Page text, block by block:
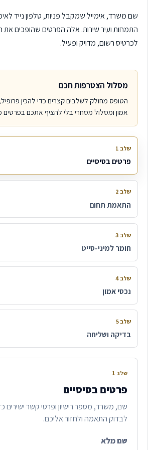
שם משרד, אימייל שמקבל פניות, טלפון נייד
התמחות ועיר שירות. אלה הפרטים שהופכים
לכרטיס רשום, מדויק ופעיל.
מסלול הצטרפות חכם
הטופס מחולק לשלבים קצרים כדי להכין
אמון ומסלול מסחרי בלי להציף אתכם בפרטים
שלב 1
פרטים בסיסיים
שלב 2
התאמת תחום
שלב 3
חומר למיני-סייט
שלב 4
נכסי אמון
שלב 5
בדיקה ושליחה
שלב 1
פרטים בסיסיים
שם, משרד, מספר רישיון ופרטי קשר ישירים
לבדוק התאמה ולחזור אליכם.
שם מלא